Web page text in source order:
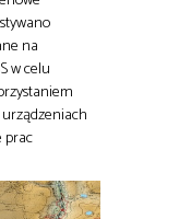
na
w celu
prac